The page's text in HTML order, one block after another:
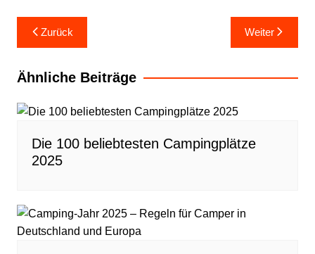
Beitragsnavigation
Zurück Weiter
Ähnliche Beiträge
Die 100 beliebtesten Campingplätze
2025